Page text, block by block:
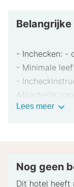
- Inchecken: -
- Minimale
-
Afhankelijk
extra
pinpas of
Lees meer
Nog geen
Dit hotel heeft